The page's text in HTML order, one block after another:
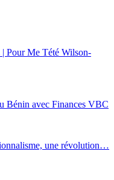
Pour Me Tété Wilson-
Bénin avec Finances VBC
une révolution…